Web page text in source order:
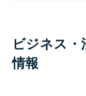
ビジネス
情報